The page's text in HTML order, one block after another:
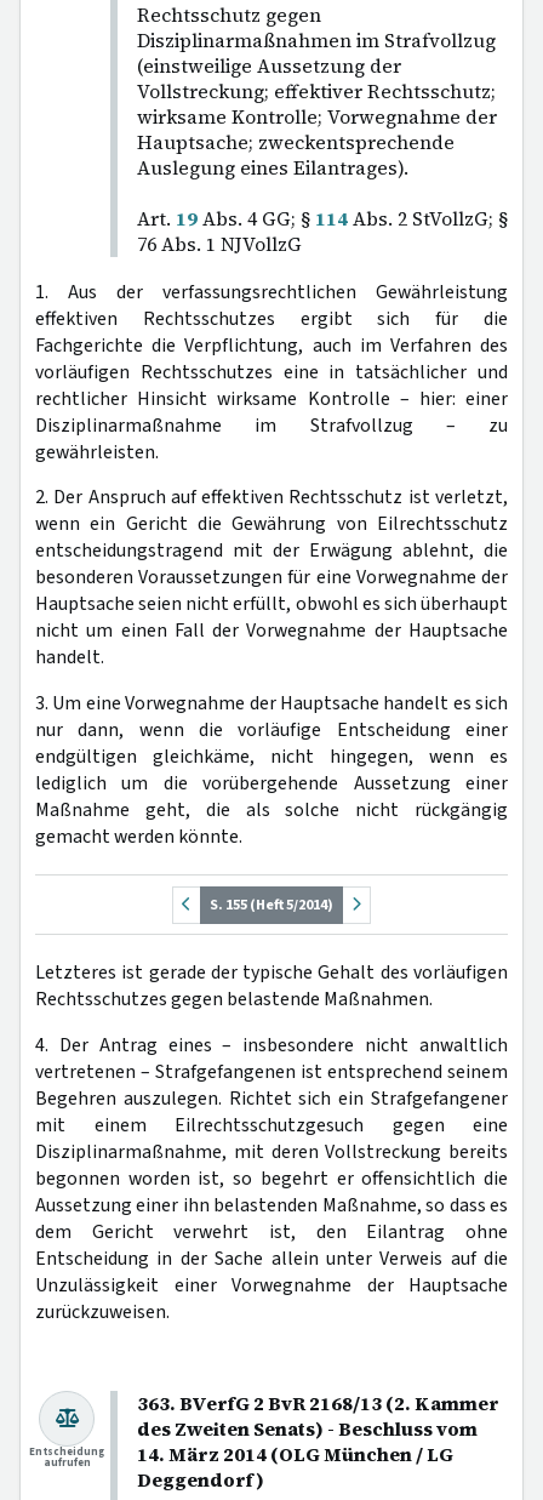
Rechtsschutz gegen
Disziplinarmaßnahmen im Strafvollzug
(einstweilige Aussetzung der
Vollstreckung; effektiver Rechtsschutz;
wirksame Kontrolle; Vorwegnahme der
Hauptsache; zweckentsprechende
Auslegung eines Eilantrages).
Art. 19Abs. 4 GG; § 114Abs. 2 StVollzG; §
76 Abs. 1 NJVollzG
1. Aus der verfassungsrechtlichen Gewährleistung
effektiven Rechtsschutzes ergibt sich für die
Fachgerichte die Verpflichtung, auch im Verfahren des
vorläufigen Rechtsschutzes eine in tatsächlicher und
rechtlicher Hinsicht wirksame Kontrolle – hier: einer
Disziplinarmaßnahme im Strafvollzug – zu
gewährleisten.
2. Der Anspruch auf effektiven Rechtsschutz ist verletzt,
wenn ein Gericht die Gewährung von Eilrechtsschutz
entscheidungstragend mit der Erwägung ablehnt, die
besonderen Voraussetzungen für eine Vorwegnahme der
Hauptsache seien nicht erfüllt, obwohl es sich überhaupt
nicht um einen Fall der Vorwegnahme der Hauptsache
handelt.
3. Um eine Vorwegnahme der Hauptsache handelt es sich
nur dann, wenn die vorläufige Entscheidung einer
endgültigen gleichkäme, nicht hingegen, wenn es
lediglich um die vorübergehende Aussetzung einer
Maßnahme geht, die als solche nicht rückgängig
gemacht werden könnte.
S. 155 (Heft 5/2014)
Letzteres ist gerade der typische Gehalt des vorläufigen
Rechtsschutzes gegen belastende Maßnahmen.
4. Der Antrag eines – insbesondere nicht anwaltlich
vertretenen – Strafgefangenen ist entsprechend seinem
Begehren auszulegen. Richtet sich ein Strafgefangener
mit einem Eilrechtsschutzgesuch gegen eine
Disziplinarmaßnahme, mit deren Vollstreckung bereits
begonnen worden ist, so begehrt er offensichtlich die
Aussetzung einer ihn belastenden Maßnahme, so dass es
dem Gericht verwehrt ist, den Eilantrag ohne
Entscheidung in der Sache allein unter Verweis auf die
Unzulässigkeit einer Vorwegnahme der Hauptsache
zurückzuweisen.
363. BVerfG 2 BvR 2168/13 (2. Kammer
des Zweiten Senats) - Beschluss vom
14. März 2014 (OLG München / LG
Deggendorf)
Entscheidung
aufrufen